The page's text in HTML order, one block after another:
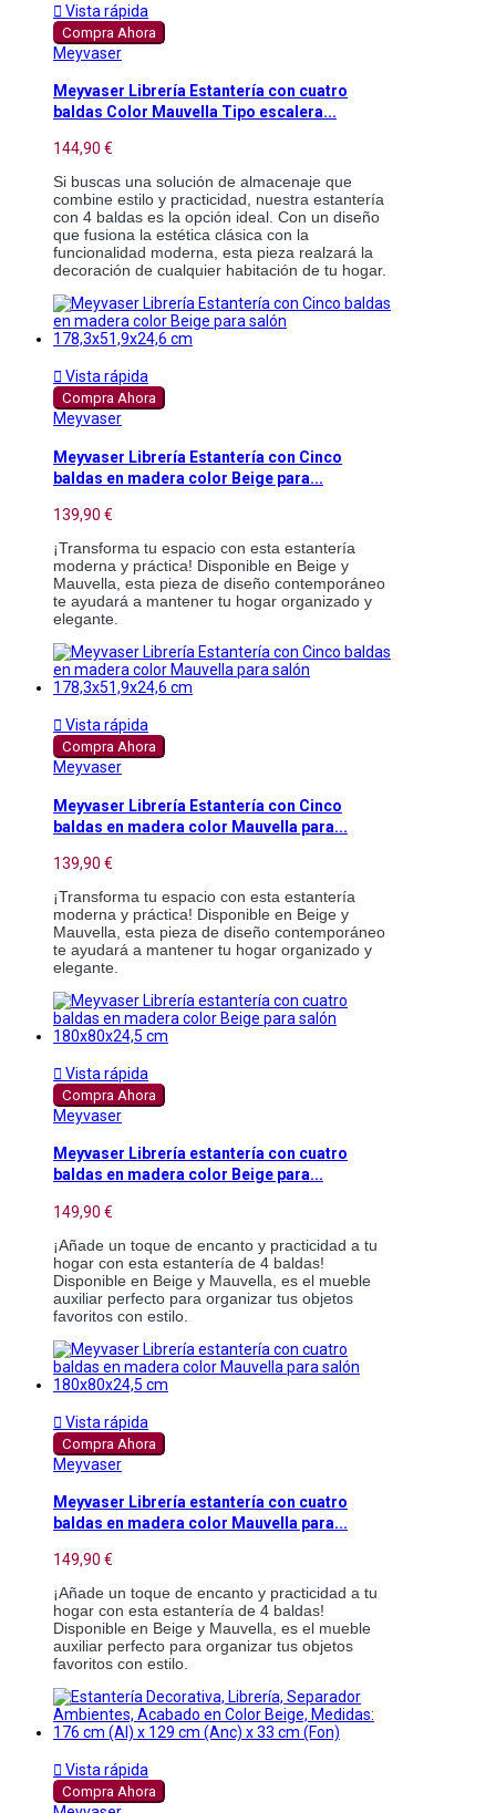
 Vista rápida
Compra Ahora
Meyvaser
Meyvaser Librería Estantería con cuatro
baldas Color Mauvella Tipo escalera...
144,90 €
Si buscas una solución de almacenaje que
combine estilo y practicidad, nuestra estantería
con 4 baldas es la opción ideal. Con un diseño
que fusiona la estética clásica con la
funcionalidad moderna, esta pieza realzará la
decoración de cualquier habitación de tu hogar.
 Vista rápida
Compra Ahora
Meyvaser
Meyvaser Librería Estantería con Cinco
baldas en madera color Beige para...
139,90 €
¡Transforma tu espacio con esta estantería
moderna y práctica! Disponible en Beige y
Mauvella, esta pieza de diseño contemporáneo
te ayudará a mantener tu hogar organizado y
elegante.
 Vista rápida
Compra Ahora
Meyvaser
Meyvaser Librería Estantería con Cinco
baldas en madera color Mauvella para...
139,90 €
¡Transforma tu espacio con esta estantería
moderna y práctica! Disponible en Beige y
Mauvella, esta pieza de diseño contemporáneo
te ayudará a mantener tu hogar organizado y
elegante.
 Vista rápida
Compra Ahora
Meyvaser
Meyvaser Librería estantería con cuatro
baldas en madera color Beige para...
149,90 €
¡Añade un toque de encanto y practicidad a tu
hogar con esta estantería de 4 baldas!
Disponible en Beige y Mauvella, es el mueble
auxiliar perfecto para organizar tus objetos
favoritos con estilo.
 Vista rápida
Compra Ahora
Meyvaser
Meyvaser Librería estantería con cuatro
baldas en madera color Mauvella para...
149,90 €
¡Añade un toque de encanto y practicidad a tu
hogar con esta estantería de 4 baldas!
Disponible en Beige y Mauvella, es el mueble
auxiliar perfecto para organizar tus objetos
favoritos con estilo.
 Vista rápida
Compra Ahora